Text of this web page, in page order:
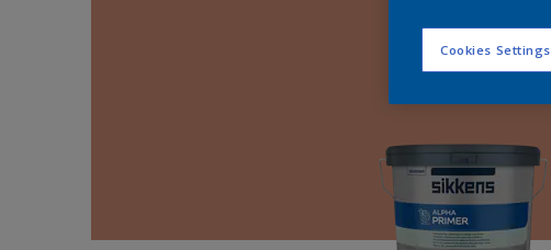
Cookies Settings